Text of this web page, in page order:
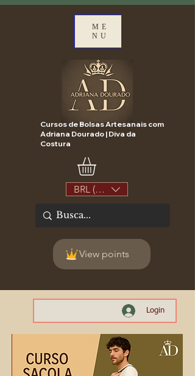
ME
NU
Cursos de Bolsas Artesanais com
Adriana Dourado | Diva da
Costura
BRL (R$)
View points
Login